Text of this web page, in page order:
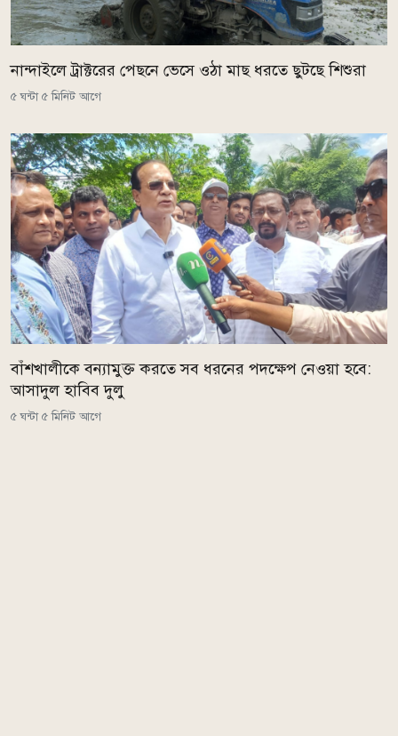
নান্দাইলে ট্রাক্টরের পেছনে ভেসে ওঠা মাছ ধরতে ছুটছে শিশুরা
৫ ঘন্টা ৫ মিনিট আগে
বাঁশখালীকে বন্যামুক্ত করতে সব ধরনের পদক্ষেপ নেওয়া হবে:
আসাদুল হাবিব দুলু
৫ ঘন্টা ৫ মিনিট আগে